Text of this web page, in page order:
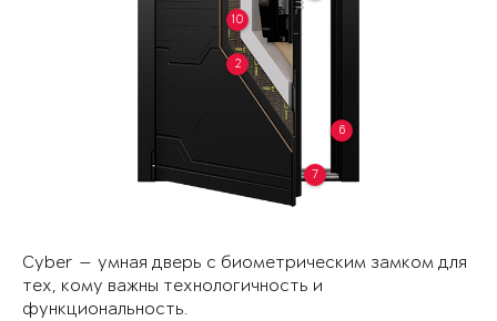
2
6
7
10
Cyber — умная дверь с биометрическим замком для
тех, кому важны технологичность и
функциональность.